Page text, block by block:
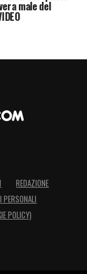
NEWS
male del
REDAZIONE
PERSONALI
POLICY)